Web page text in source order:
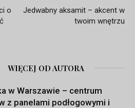
o
Jedwabny aksamit – akcent w
twoim wnętrzu
WIĘCEJ OD AUTORA
w Warszawie – centrum
z panelami podłogowymi i